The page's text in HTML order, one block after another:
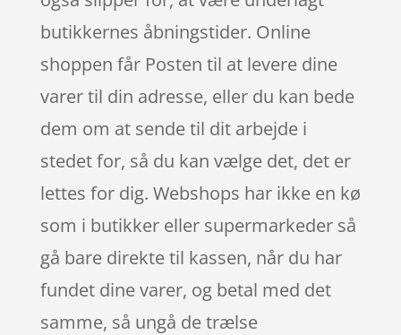
butikkernes åbningstider. Online
shoppen får Posten til at levere dine
varer til din adresse, eller du kan bede
dem om at sende til dit arbejde i
stedet for, så du kan vælge det, det er
lettes for dig. Webshops har ikke en kø
som i butikker eller supermarkeder så
gå bare direkte til kassen, når du har
fundet dine varer, og betal med det
samme, så ungå de trælse